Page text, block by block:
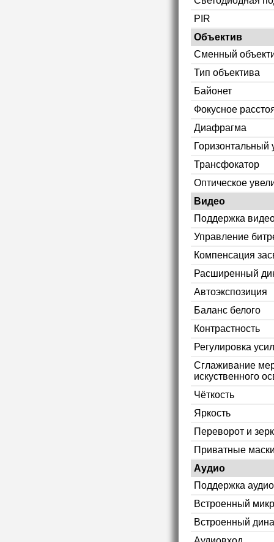
PIR
Объектив
Сменный
Тип объектива
Байонет
Фокусное
Диафрагма
Горизонтальный
Трансфокатор
Оптическое
Видео
Поддержка
Управление
Компенсация
Расширенный
Автоэкспозиция
Баланс белого
Контрастность
Регулировка
Сглаживание
искуственного
Чёткость
Яркость
Переворот и
Приватные
Аудио
Поддержка аудио
Встроенный
Встроенный